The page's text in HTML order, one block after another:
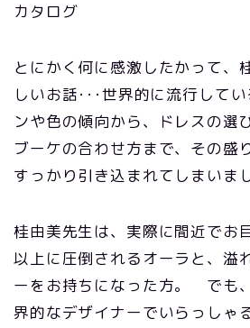
カタログ
とにかく何に感激したかって、
しいお話･･･世界的に流行して
ンや色の傾向から、ドレスの選
ブーケの合わせ方まで、その盛
すっかり引き込まれてしまいま
桂由美先生は、実際に間近でお
以上に圧倒されるオーラと、溢
ーをお持ちになった方。 でも
界的なデザイナーでいらっしゃ